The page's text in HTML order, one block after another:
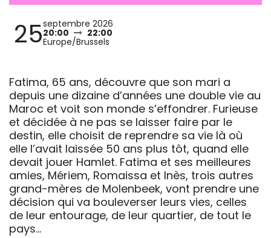
25septembre 2026
20:00 22:00
Europe/Brussels
Fatima, 65 ans, découvre que son mari a
depuis une dizaine d’années une double vie au
Maroc et voit son monde s’effondrer. Furieuse
et décidée à ne pas se laisser faire par le
destin, elle choisit de reprendre sa vie là où
elle l’avait laissée 50 ans plus tôt, quand elle
devait jouer Hamlet. Fatima et ses meilleures
amies, Mériem, Romaissa et Inès, trois autres
grand-mères de Molenbeek, vont prendre une
décision qui va bouleverser leurs vies, celles
de leur entourage, de leur quartier, de tout le
pays…